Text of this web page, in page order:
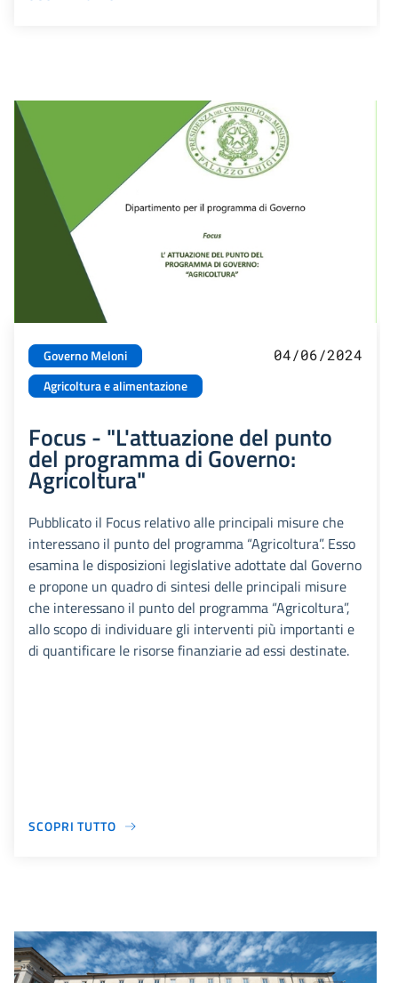
Governo Meloni
Agricoltura e alimentazione
04/06/2024
Focus - "L'attuazione del punto
del programma di Governo:
Agricoltura"
Pubblicato il Focus relativo alle principali misure che
interessano il punto del programma “Agricoltura”. Esso
esamina le disposizioni legislative adottate dal Governo
e propone un quadro di sintesi delle principali misure
che interessano il punto del programma “Agricoltura”,
allo scopo di individuare gli interventi più importanti e
di quantificare le risorse finanziarie ad essi destinate.
SCOPRI TUTTO